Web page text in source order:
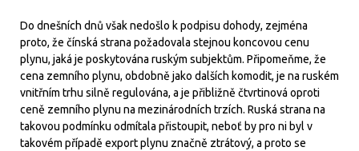
Do dnešních dnů však nedošlo k podpisu dohody, zejména
proto, že čínská strana požadovala stejnou koncovou cenu
plynu, jaká je poskytována ruským subjektům. Připomeňme, že
cena zemního plynu, obdobně jako dalších komodit, je na ruském
vnitřním trhu silně regulována, a je přibližně čtvrtinová oproti
ceně zemního plynu na mezinárodních trzích. Ruská strana na
takovou podmínku odmítala přistoupit, neboť by pro ni byl v
takovém případě export plynu značně ztrátový, a proto se